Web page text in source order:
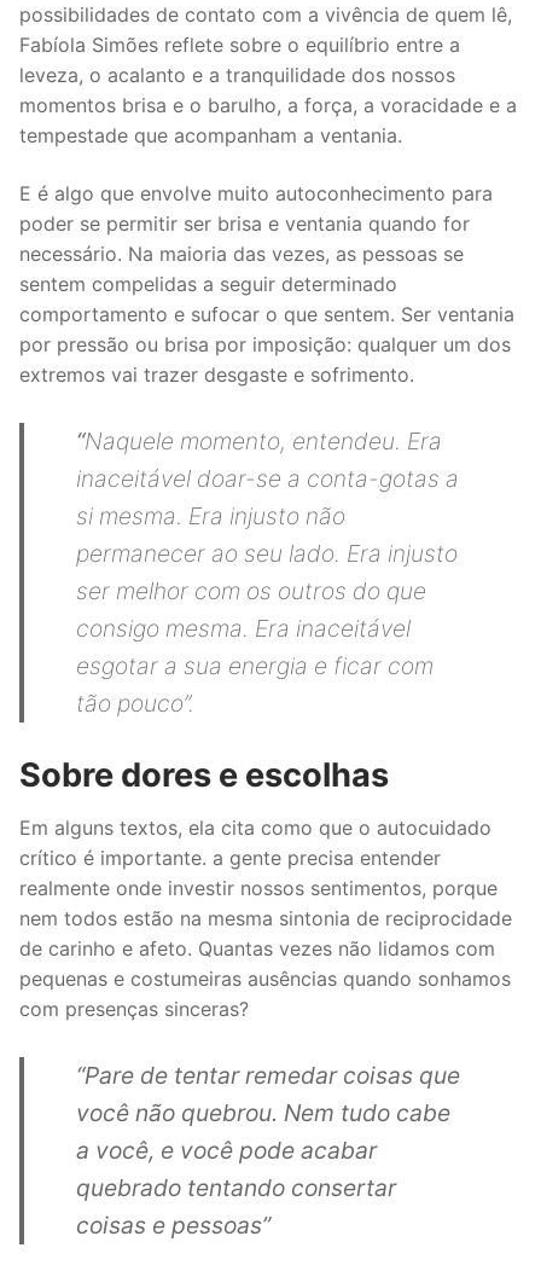
possibilidades de contato com a vivência de quem lê,
Fabíola Simões reflete sobre o equilíbrio entre a
leveza, o acalanto e a tranquilidade dos nossos
momentos brisa e o barulho, a força, a voracidade e a
tempestade que acompanham a ventania.
E é algo que envolve muito autoconhecimento para
poder se permitir ser brisa e ventania quando for
necessário. Na maioria das vezes, as pessoas se
sentem compelidas a seguir determinado
comportamento e sufocar o que sentem. Ser ventania
por pressão ou brisa por imposição: qualquer um dos
extremos vai trazer desgaste e sofrimento.
“Naquele momento, entendeu. Era
inaceitável doar-se a conta-gotas a
si mesma. Era injusto não
permanecer ao seu lado. Era injusto
ser melhor com os outros do que
consigo mesma. Era inaceitável
esgotar a sua energia e ficar com
tão pouco”.
Sobre dores e escolhas
Em alguns textos, ela cita como que o autocuidado
crítico é importante. a gente precisa entender
realmente onde investir nossos sentimentos, porque
nem todos estão na mesma sintonia de reciprocidade
de carinho e afeto. Quantas vezes não lidamos com
pequenas e costumeiras ausências quando sonhamos
com presenças sinceras?
“Pare de tentar remedar coisas que
você não quebrou. Nem tudo cabe
a você, e você pode acabar
quebrado tentando consertar
coisas e pessoas”